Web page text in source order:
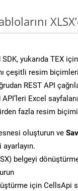
yukarıda TEX
çeşitli resim
REST API
Excel
fazla resim
oluşturun ve
belgeyi
için CellsApi